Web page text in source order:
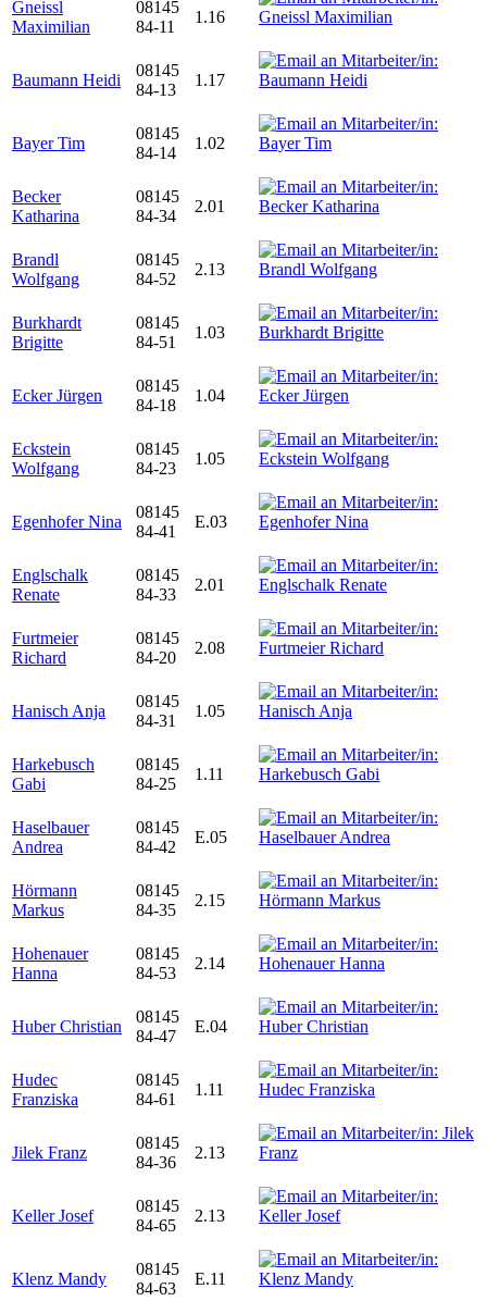
Gneissl
Maximilian
08145
84-11
1.16
Baumann Heidi
08145
84-13
1.17
Bayer Tim
08145
84-14
1.02
Becker
Katharina
08145
84-34
2.01
Brandl
Wolfgang
08145
84-52
2.13
Burkhardt
Brigitte
08145
84-51
1.03
Ecker Jürgen
08145
84-18
1.04
Eckstein
Wolfgang
08145
84-23
1.05
Egenhofer Nina
08145
84-41
E.03
Englschalk
Renate
08145
84-33
2.01
Furtmeier
Richard
08145
84-20
2.08
Hanisch Anja
08145
84-31
1.05
Harkebusch
Gabi
08145
84-25
1.11
Haselbauer
Andrea
08145
84-42
E.05
Hörmann
Markus
08145
84-35
2.15
Hohenauer
Hanna
08145
84-53
2.14
Huber Christian
08145
84-47
E.04
Hudec
Franziska
08145
84-61
1.11
Jilek Franz
08145
84-36
2.13
Keller Josef
08145
84-65
2.13
Klenz Mandy
08145
84-63
E.11